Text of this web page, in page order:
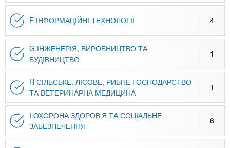
n
f
o
F ІНФОРМАЦІЙНІ ТЕХНОЛОГІЇ 4
G ІНЖЕНЕРІЯ, ВИРОБНИЦТВО ТА
БУДІВНИЦТВО
1
H СІЛЬСЬКЕ, ЛІСОВЕ, РИБНЕ ГОСПОДАРСТВО
ТА ВЕТЕРИНАРНА МЕДИЦИНА
1
I ОХОРОНА ЗДОРОВ’Я ТА СОЦІАЛЬНЕ
ЗАБЕЗПЕЧЕННЯ
6